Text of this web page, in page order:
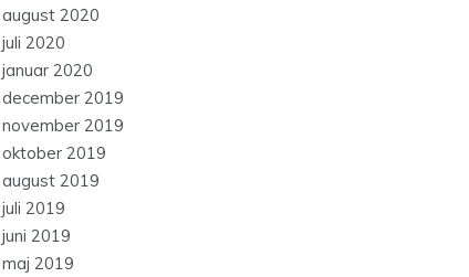
august 2020
juli 2020
januar 2020
december 2019
november 2019
oktober 2019
august 2019
juli 2019
juni 2019
maj 2019